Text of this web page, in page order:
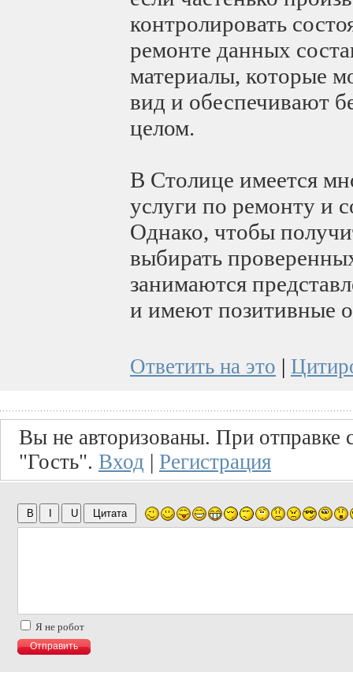
контролировать
ремонте данных
материалы, которые
вид и обеспечивают
целом.
В Столице имеется
услуги по ремонту и
Однако, чтобы
выбирать
занимаются
и имеют позитивные
Ответить на это |
Вы не авторизованы. При отправке
"Гость". Вход | Регистрация
Я не робот